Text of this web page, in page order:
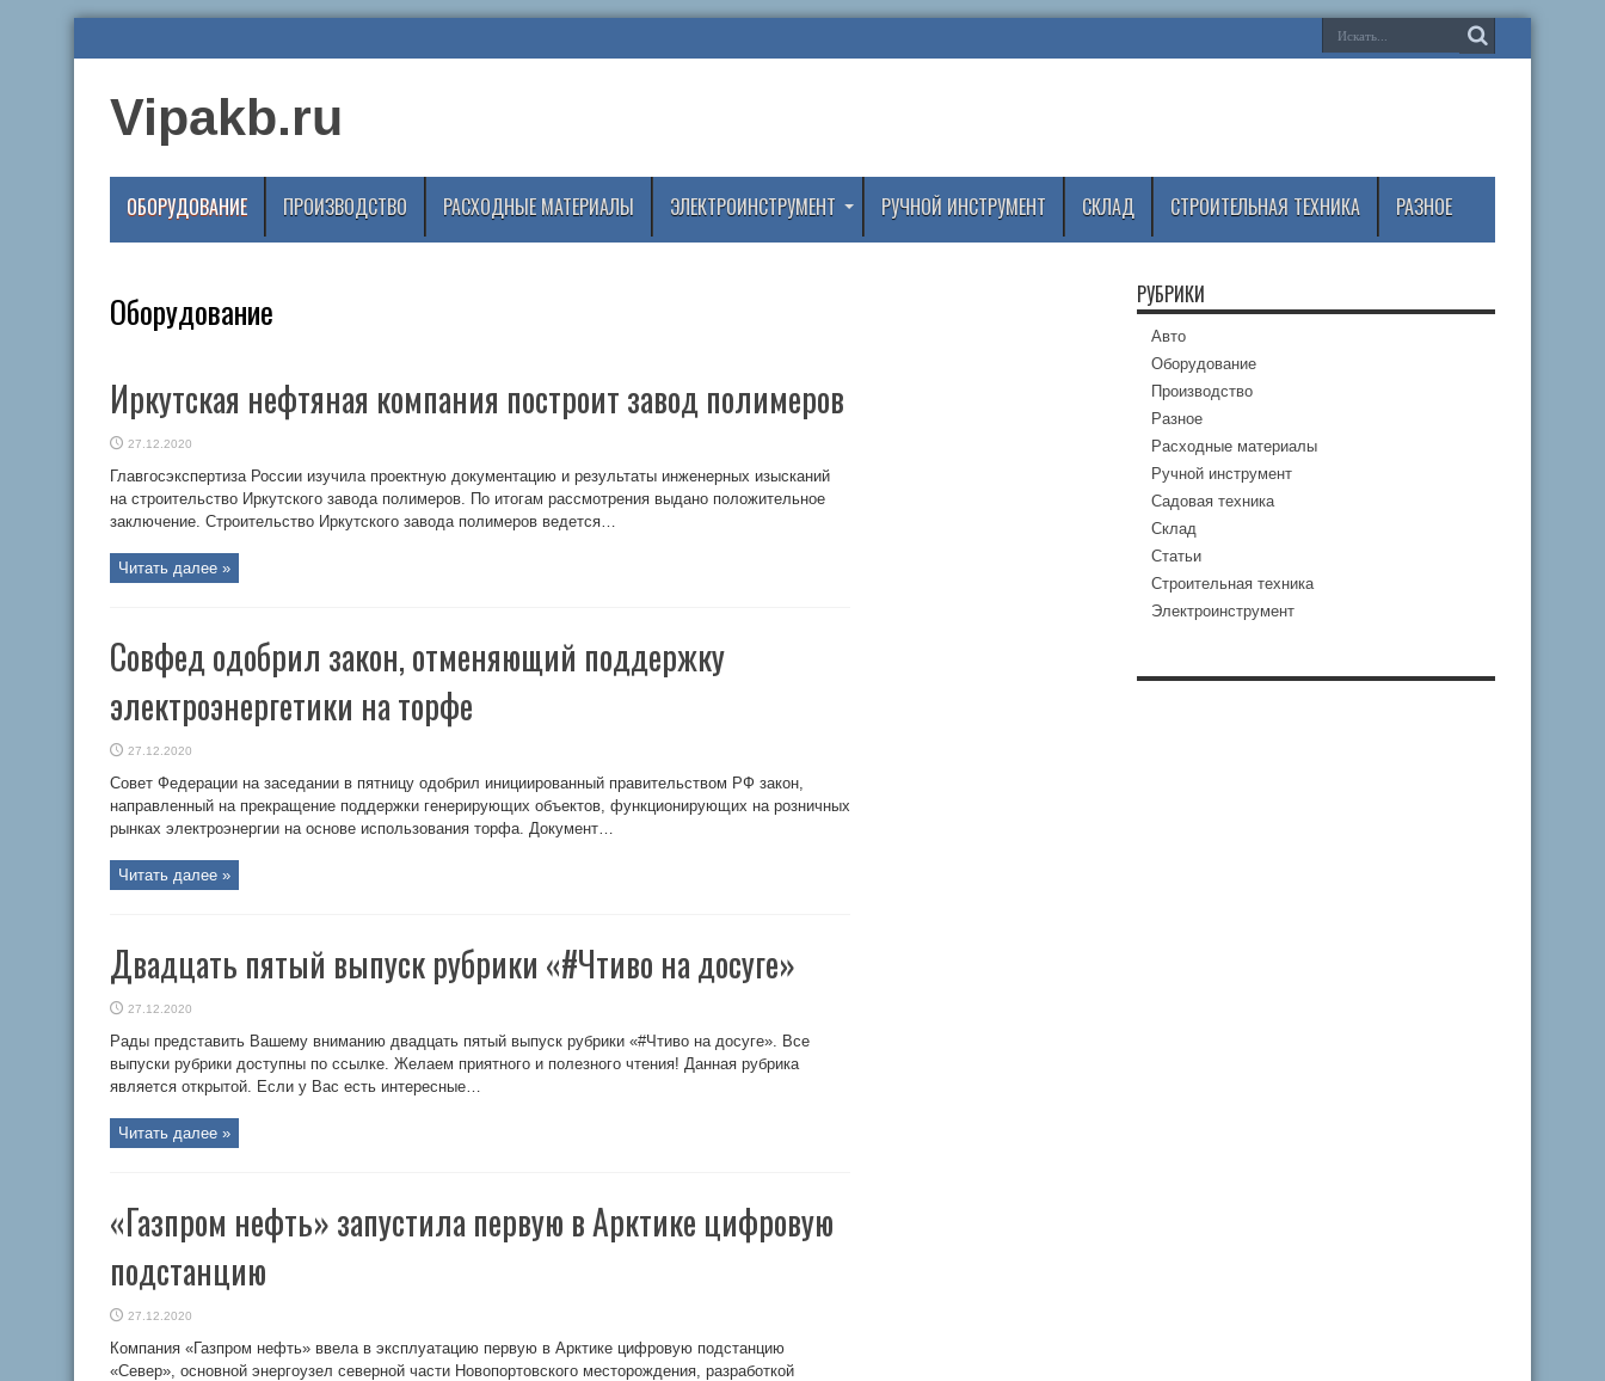
Vipakb.ru
ОБОРУДОВАНИЕ ПРОИЗВОДСТВО РАСХОДНЫЕ МАТЕРИАЛЫ ЭЛЕКТРОИНСТРУМЕНТ РУЧНОЙ ИНСТРУМЕНТ СКЛАД СТРОИТЕЛЬНАЯ ТЕХНИКА РАЗНОЕ
Оборудование
Иркутская нефтяная компания построит завод полимеров
27.12.2020
Главгосэкспертиза России изучила проектную документацию и результаты инженерных изысканий
на строительство Иркутского завода полимеров. По итогам рассмотрения выдано положительное
заключение. Строительство Иркутского завода полимеров ведется…
Читать далее »
Совфед одобрил закон, отменяющий поддержку
электроэнергетики на торфе
27.12.2020
Совет Федерации на заседании в пятницу одобрил инициированный правительством РФ закон,
направленный на прекращение поддержки генерирующих объектов, функционирующих на розничных
рынках электроэнергии на основе использования торфа. Документ…
Читать далее »
Двадцать пятый выпуск рубрики «#Чтиво на досуге»
27.12.2020
Рады представить Вашему вниманию двадцать пятый выпуск рубрики «#Чтиво на досуге». Все
выпуски рубрики доступны по ссылке. Желаем приятного и полезного чтения! Данная рубрика
является открытой. Если у Вас есть интересные…
Читать далее »
«Газпром нефть» запустила первую в Арктике цифровую
подстанцию
27.12.2020
Компания «Газпром нефть» ввела в эксплуатацию первую в Арктике цифровую подстанцию
«Север», основной энергоузел северной части Новопортовского месторождения, разработкой
РУБРИКИ
Авто
Оборудование
Производство
Разное
Расходные материалы
Ручной инструмент
Садовая техника
Склад
Статьи
Строительная техника
Электроинструмент